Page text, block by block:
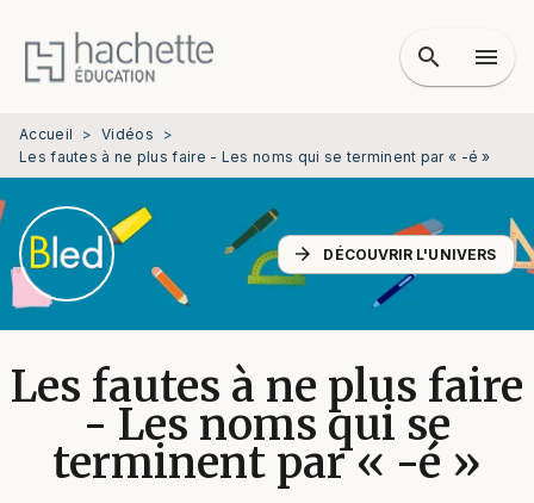
MENU RECHERCHE
PIED DE PAGE
search menu
Accueil > Vidéos
>
Les fautes à ne plus faire - Les noms qui se terminent par « -é »
arrow_forward DÉCOUVRIR L'UNIVERS
Les fautes à ne plus faire
- Les noms qui se
terminent par « -é »